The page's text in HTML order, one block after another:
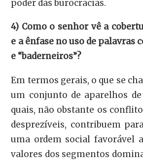
poder das burocracias.
4) Como o senhor vê a
e a ênfase no uso de palavras
e “baderneiros”?
Em termos gerais, o que se
um conjunto de aparelhos
quais, não obstante os
desprezíveis, contribuem
uma ordem social favorável
valores dos segmentos